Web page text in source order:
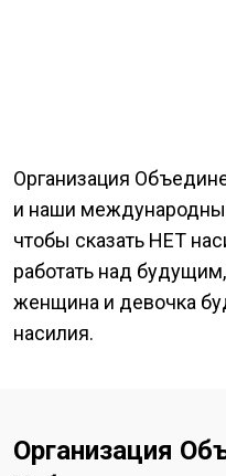
Организация
и наши
чтобы сказать НЕТ
работать над
женщина и девочка
насилия.
Организация